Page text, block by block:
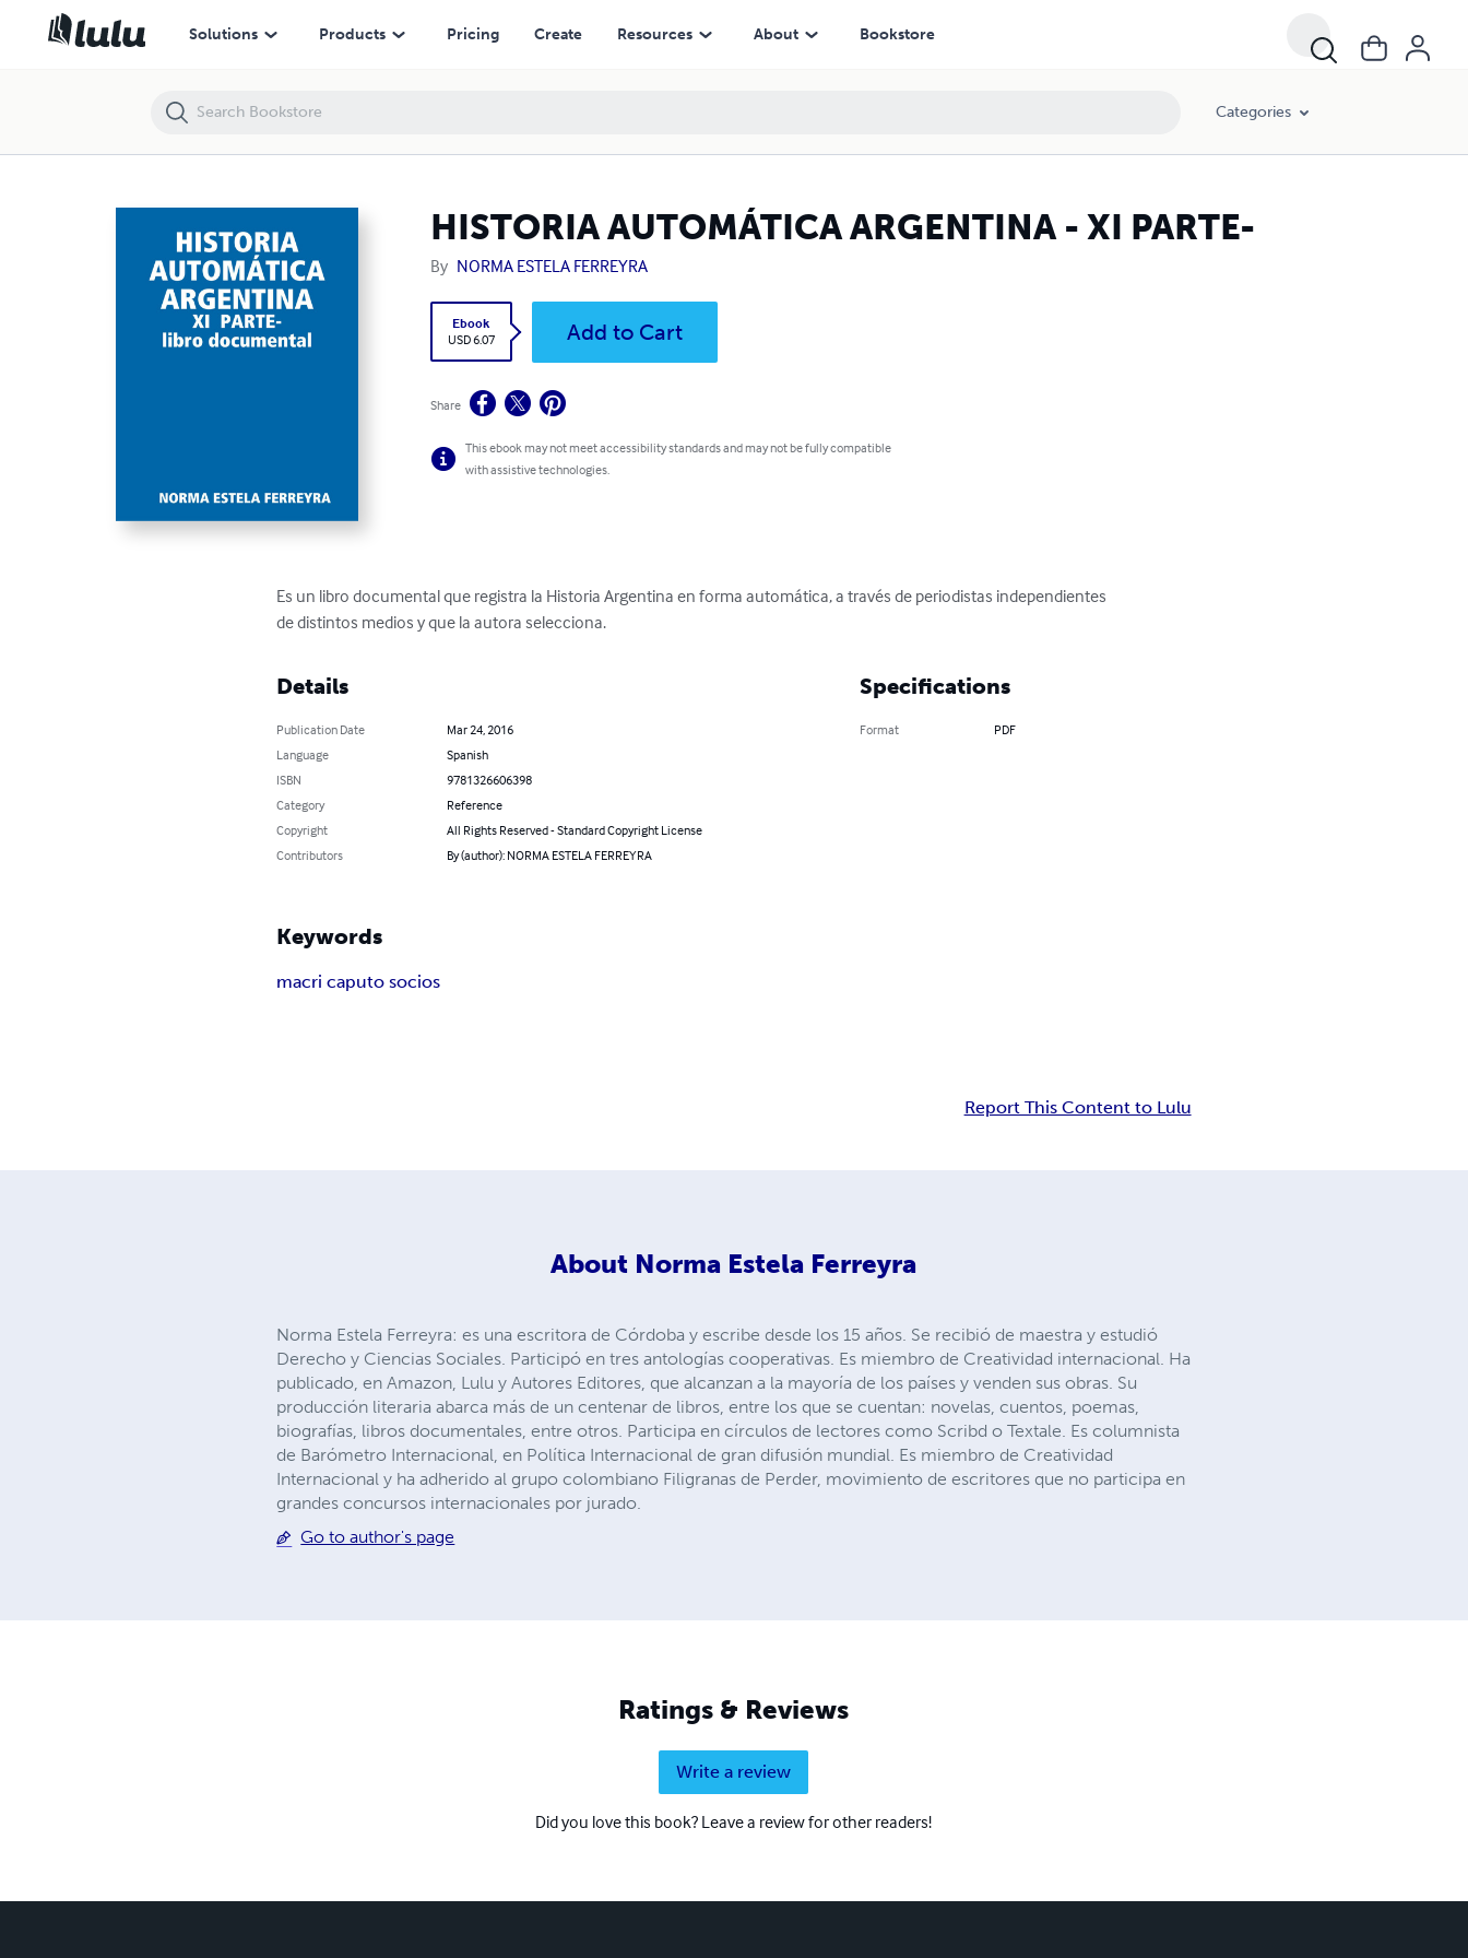
Solutions Products Pricing Create Resources About Bookstore
Categories
HISTORIA AUTOMÁTICA ARGENTINA - XI PARTE-
By NORMA ESTELA FERREYRA
Ebook
USD 6.07
Add to Cart
Share
This ebook may not meet accessibility standards and may not be fully compatible
with assistive technologies.
Es un libro documental que registra la Historia Argentina en forma automática, a través de periodistas independientes
de distintos medios y que la autora selecciona.
Details
Publication Date
Mar 24, 2016
Language
Spanish
ISBN
9781326606398
Category
Reference
Copyright
All Rights Reserved - Standard Copyright License
Contributors
By (author): NORMA ESTELA FERREYRA
Specifications
Format PDF
Keywords
macri caputo socios
Report This Content to Lulu
About Norma Estela Ferreyra
Norma Estela Ferreyra: es una escritora de Córdoba y escribe desde los 15 años. Se recibió de maestra y estudió
Derecho y Ciencias Sociales. Participó en tres antologías cooperativas. Es miembro de Creatividad internacional. Ha
publicado, en Amazon, Lulu y Autores Editores, que alcanzan a la mayoría de los países y venden sus obras. Su
producción literaria abarca más de un centenar de libros, entre los que se cuentan: novelas, cuentos, poemas,
biografías, libros documentales, entre otros. Participa en círculos de lectores como Scribd o Textale. Es columnista
de Barómetro Internacional, en Política Internacional de gran difusión mundial. Es miembro de Creatividad
Internacional y ha adherido al grupo colombiano Filigranas de Perder, movimiento de escritores que no participa en
grandes concursos internacionales por jurado.
Go to author's page
Ratings & Reviews
Write a review
Did you love this book? Leave a review for other readers!
HISTORIA AUTOMÁTICA ARGENTINA - XI PARTE-